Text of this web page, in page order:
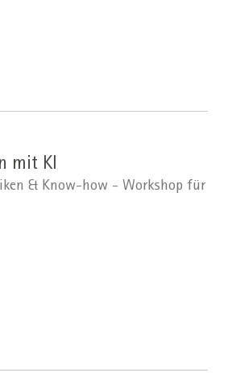
mit KI
& Know-how - Workshop für